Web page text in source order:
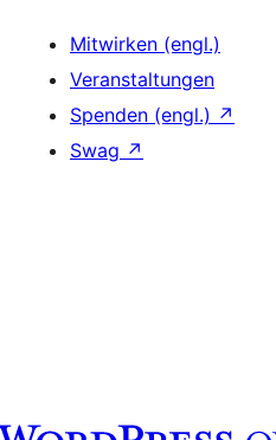
Mitwirken (engl.)
Veranstaltungen
Spenden (engl.) ↗
Swag ↗